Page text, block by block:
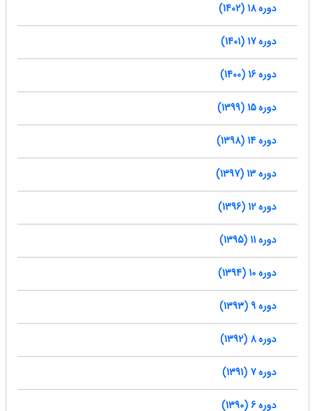
دوره 18 (1402)
دوره 17 (1401)
دوره 16 (1400)
دوره 15 (1399)
دوره 14 (1398)
دوره 13 (1397)
دوره 12 (1396)
دوره 11 (1395)
دوره 10 (1394)
دوره 9 (1393)
دوره 8 (1392)
دوره 7 (1391)
دوره 6 (1390)